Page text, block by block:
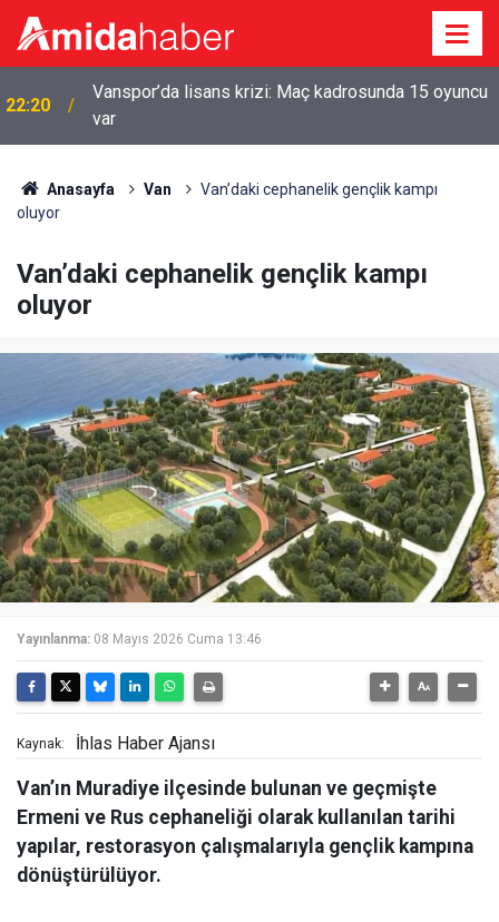
22:20
Vanspor’da lisans krizi: Maç kadrosunda 15 oyuncu
var
Anasayfa Van
Van’daki cephanelik gençlik kampı
oluyor
Van’daki cephanelik gençlik kampı
oluyor
Yayınlanma: 08 Mayıs 2026 Cuma 13:46
Kaynak: İhlas Haber Ajansı
Van’ın Muradiye ilçesinde bulunan ve geçmişte
Ermeni ve Rus cephaneliği olarak kullanılan tarihi
yapılar, restorasyon çalışmalarıyla gençlik kampına
dönüştürülüyor.